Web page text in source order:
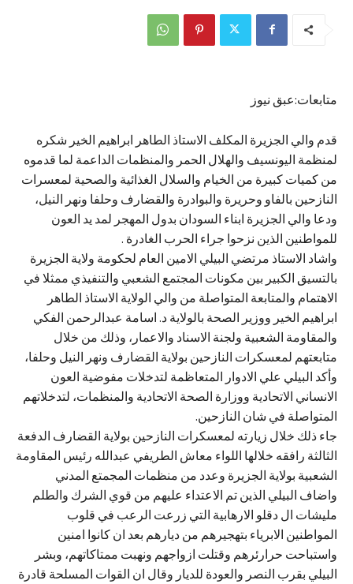
متابعات:عبق نيوز
قدم والي الجزيرة المكلف الاستاذ الطاهر ابراهيم الخير شكره
لمنظمة اليونسيف والهلال الحمر والمنظمات الداعمة لما قدموه
من كميات كبيرة من الخيام والسلال الغذائية والصحية لمعسرات
النازحين بالفاو وحريرة والبوادرة والقضارف وحلفا ونهر النيل،
ودعا والي الجزيرة ابناء السودان بدول المهجر لمد يد العون
للمواطنين الذين نزحوا جراء الحرب الغادرة .
واشاد الاستاذ مرتضي البيلي الامين العام لحكومة ولاية الجزيرة
بالتسيق الكبير بين مكونات المجتمع الشعبي والتنفيذي ممثلا في
الاهتمام والمتابعة المتواصلة من والي الولاية الاستاذ الطاهر
ابراهيم الخير ووزير الصحة بالولاية د. اسامة عبدالرحمن الفكي
والمقاومة الشعبية ولجنة الاسناد والاعمار، وذلك من خلال
متابعتهم لمعسكرات النازحين بولاية القضارف ونهر النيل وحلفا،
وأكد البيلي علي الادوار المتعاظمة لتدخلات مفوضية العون
الانساني الاتحادية ووزارة الصحة الاتحادية والمنظمات، لتدخلاتهم
المتواصلة في شان النازحين.
جاء ذلك خلال زيارته لمعسكرات النازحين بولاية القضارف الدفعة
الثالثة رافقه خلالها اللواء معاش الطريفي عبدالله رئيس المقاومة
الشعبية بولاية الجزيرة وعدد من منظمات المجمتع المدني
واضاف البيلي الذين تم الاعتداء عليهم من قوي الشرك والطلم
مليشات ال دقلو الارهابية التي زرعت الرعب في قلوب
المواطنين الابرياء بتهجيرهم من ديارهم بعد ان كانوا امنين
واستباحت حرارئرهم وقتلت ازواجهم ونهبت ممتاكاتهم، وبشر
البيلي بقرب النصر والعودة للديار وقال ان القوات المسلحة قادرة